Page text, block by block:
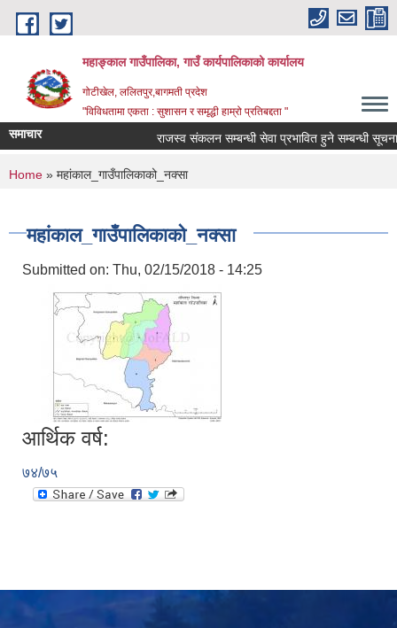
Skip to main content
महाङ्काल गाउँपालिका, गाउँ कार्यपालिकाको कार्यालय
गोटीखेल, ललितपुर,बागमती प्रदेश
"विविधतामा एकता : सुशासन र समृद्धी हाम्रो प्रतिबद्दता "
समाचार राजस्व संकलन सम्बन्धी सेवा प्रभावित हुने सम्बन्धी सूचना।
You are here
Home » महांकाल_गाउँपालिकाको_नक्सा
महांकाल_गाउँपालिकाको_नक्सा
Submitted on: Thu, 02/15/2018 - 14:25
आर्थिक वर्ष:
७४/७५